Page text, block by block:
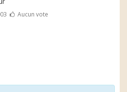
Aucun vote